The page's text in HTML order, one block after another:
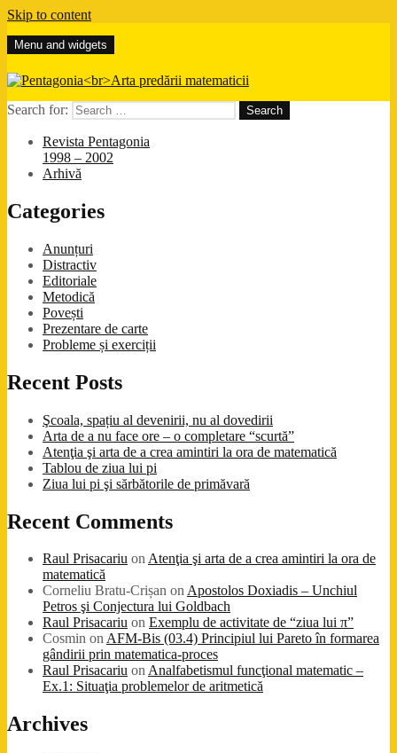
Skip to content
Pentagonia
Arta predării matematicii
Menu and widgets
Search for:
Revista Pentagonia
1998 – 2002
Arhivă
Categories
Anunțuri
Distractiv
Editoriale
Metodică
Povești
Prezentare de carte
Probleme și exerciții
Recent Posts
Şcoala, spațiu al devenirii, nu al dovedirii
Arta de a nu face ore – o completare “scurtă”
Atenţia şi arta de a crea amintiri la ora de matematică
Tablou de ziua lui pi
Ziua lui pi şi sărbătorile de primăvară
Recent Comments
Raul Prisacariu onAtenţia şi arta de a crea amintiri la ora de
matematică
Corneliu Bratu-Crișan onApostolos Doxiadis – Unchiul
Petros şi Conjectura lui Goldbach
Raul Prisacariu on Exemplu de activitate de “ziua lui π”
Cosmin onAFM-Bis (03.4) Principiul lui Pareto în formarea
gândirii prin matematica-proces
Raul Prisacariu onAnalfabetismul funcţional matematic –
Ex.1: Situaţia problemelor de aritmetică
Archives